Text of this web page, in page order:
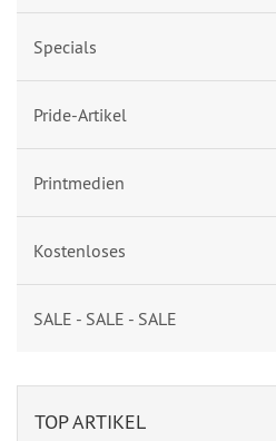
Specials
Pride-Artikel
Printmedien
Kostenloses
SALE - SALE - SALE
TOP ARTIKEL